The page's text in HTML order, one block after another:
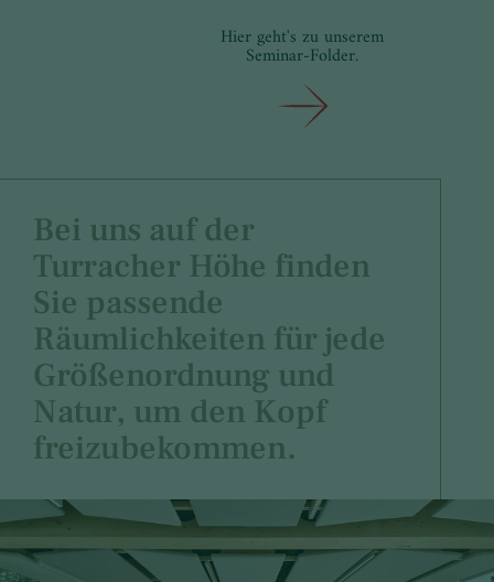
Hier geht's zu unserem
Seminar-Folder.
Bei uns auf der
Turracher Höhe finden
Sie passende
Räumlichkeiten für jede
Größenordnung und
Natur, um den Kopf
freizubekommen.